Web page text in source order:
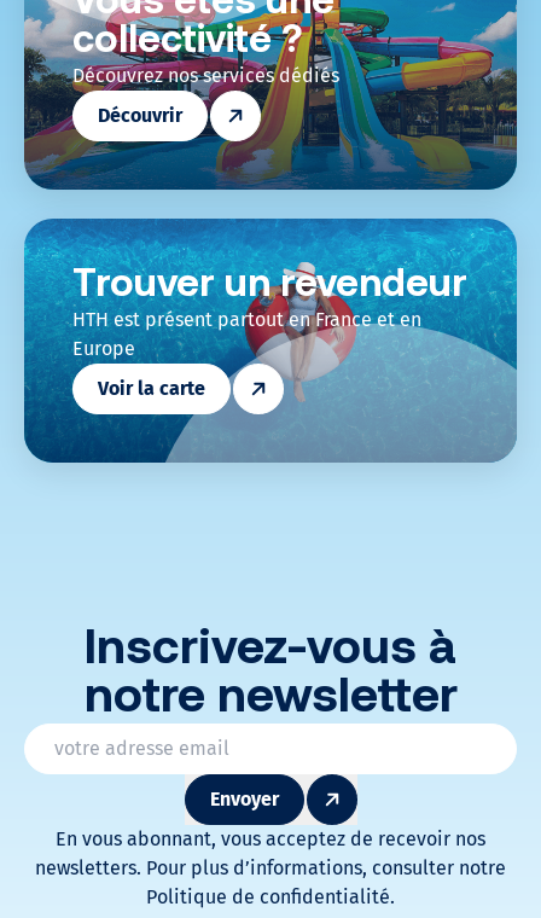
collectivité ?
Découvrez nos services dédiés
Découvrir
Trouver un revendeur
HTH est présent partout en France et en
Europe
Voir la carte
Inscrivez-vous à
notre newsletter
Email
Envoyer
* Champs obligatoires
En vous abonnant, vous acceptez de recevoir nos
newsletters. Pour plus d’informations, consulter notre
Politique de confidentialité.